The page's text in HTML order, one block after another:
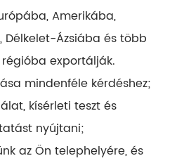
Amerikába,
Ázsiába és több
exportálják.
mindenféle kérdéshez;
kísérleti teszt és
nyújtani;
az Ön telephelyére, és